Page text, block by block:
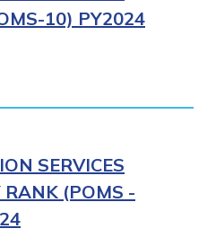
10) PY2024
SERVICES
RANK (POMS -